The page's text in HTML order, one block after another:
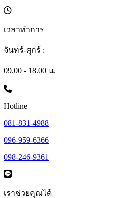
เวลาทำการ
จันทร์-ศุกร์ :
09.00 - 18.00 น.
Hotline
081-831-4988
096-959-6366
098-246-9361
เราช่วยคุณได้